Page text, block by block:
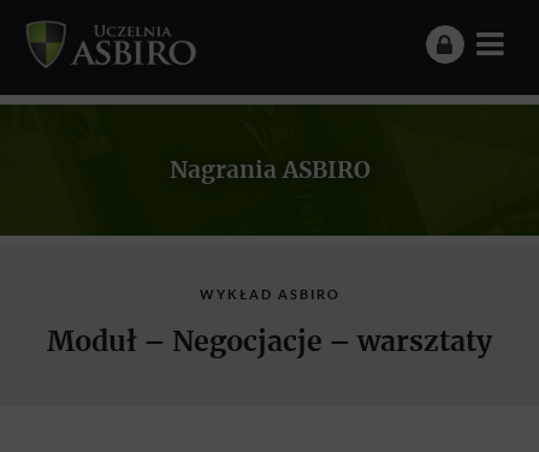
Nagrania ASBIRO
WYKŁAD ASBIRO
Moduł – Negocjacje – warsztaty